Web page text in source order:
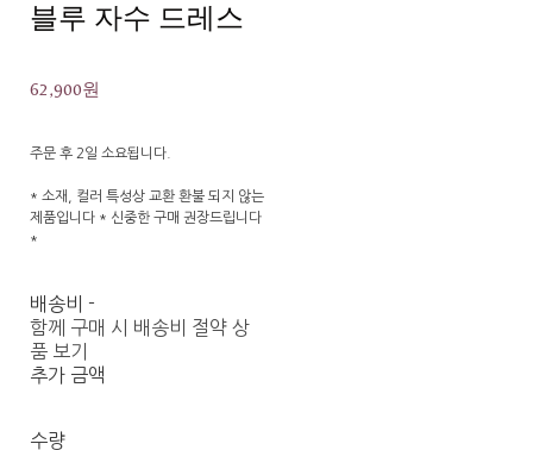
블루 자수 드레스
62,900원
주문 후 2일 소요됩니다.
* 소재, 컬러 특성상 교환 환불 되지 않는
제품입니다 * 신중한 구매 권장드립니다
*
배송비 -
함께 구매 시 배송비 절약 상
품 보기
추가 금액
수량